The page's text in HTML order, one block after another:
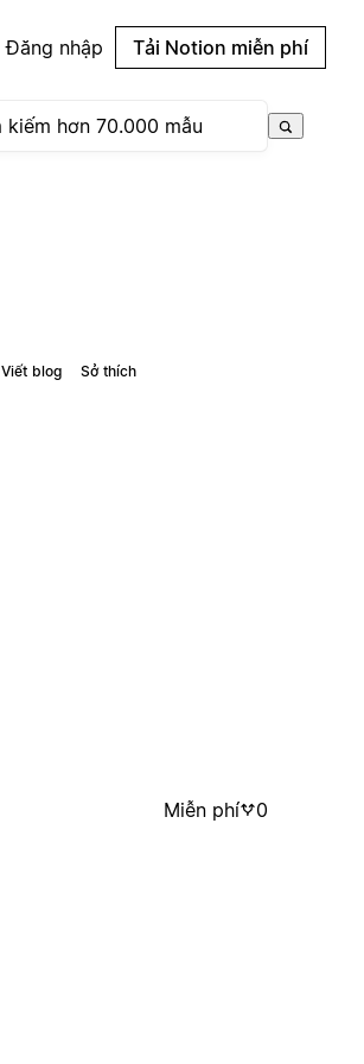
Đăng nhập Tải Notion miễn phí
Viết blog Sở thích
Miễn phí 0